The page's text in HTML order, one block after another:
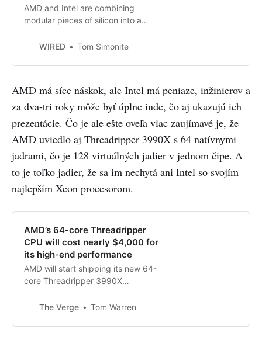
AMD and Intel are combining
modular pieces of silicon into a
blocks.WIRED Tom Simonite
AMD má síce náskok, ale Intel má peniaze, inžinierov a
za dva-tri roky môže byť úplne inde, čo aj ukazujú ich
prezentácie. Čo je ale ešte oveľa viac zaujímavé je, že
AMD uviedlo aj Threadripper 3990X s 64 natívnymi
jadrami, čo je 128 virtuálných jadier v jednom čipe. A
to je toľko jadier, že sa im nechytá ani Intel so svojím
najlepším Xeon procesorom.
AMD’s 64-core Threadripper
CPU will cost nearly $4,000 for
its high-end performance
AMD will start shipping its new 64-
core Threadripper 3990X
$3,990, these are designed for
professionals
The Verge Tom Warren